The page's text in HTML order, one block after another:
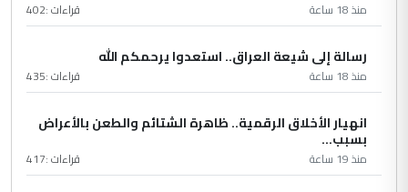
منذ 18 ساعة قراءات :402
رسالة إلى شيعة العراق.. استعدوا يرحمكم الله
منذ 18 ساعة قراءات :435
انهيار الأخلاق الرقمية.. ظاهرة الشتائم والطعن بالأعراض
بسبب...
منذ 19 ساعة قراءات :417